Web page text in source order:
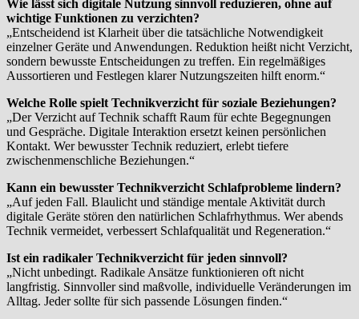
Wie lässt sich digitale Nutzung sinnvoll reduzieren, ohne auf
wichtige Funktionen zu verzichten?
„Entscheidend ist Klarheit über die tatsächliche Notwendigkeit
einzelner Geräte und Anwendungen. Reduktion heißt nicht Verzicht,
sondern bewusste Entscheidungen zu treffen. Ein regelmäßiges
Aussortieren und Festlegen klarer Nutzungszeiten hilft enorm.“
Welche Rolle spielt Technikverzicht für soziale Beziehungen?
„Der Verzicht auf Technik schafft Raum für echte Begegnungen
und Gespräche. Digitale Interaktion ersetzt keinen persönlichen
Kontakt. Wer bewusster Technik reduziert, erlebt tiefere
zwischenmenschliche Beziehungen.“
Kann ein bewusster Technikverzicht Schlafprobleme lindern?
„Auf jeden Fall. Blaulicht und ständige mentale Aktivität durch
digitale Geräte stören den natürlichen Schlafrhythmus. Wer abends
Technik vermeidet, verbessert Schlafqualität und Regeneration.“
Ist ein radikaler Technikverzicht für jeden sinnvoll?
„Nicht unbedingt. Radikale Ansätze funktionieren oft nicht
langfristig. Sinnvoller sind maßvolle, individuelle Veränderungen im
Alltag. Jeder sollte für sich passende Lösungen finden.“